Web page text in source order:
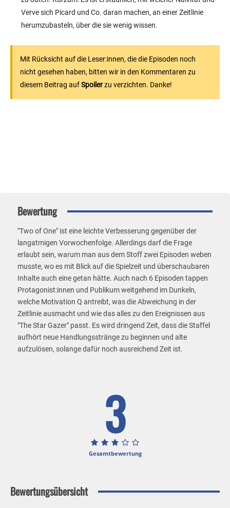
Verve sich Picard und Co. daran machen, an einer Zeitlinie
herumzubasteln, über die sie wenig wissen.
Mit Rücksicht auf die Leser:innen, die die Episoden noch
nicht gesehen haben, bitten wir in den Kommentaren zu
diesem Beitrag aufSpoilerzu verzichten. Danke!
Bewertung
"Two of One" ist eine leichte Verbesserung gegenüber der
langatmigen Vorwochenfolge. Allerdings darf die Frage
erlaubt sein, warum man aus dem Stoff zwei Episoden weben
musste, wo es mit Blick auf die Spielzeit und überschaubaren
Inhalte auch eine getan hätte. Auch nach 6 Episoden tappen
Protagonist:innen und Publikum weitgehend im Dunkeln,
welche Motivation Q antreibt, was die Abweichung in der
Zeitlinie ausmacht und wie das alles zu den Ereignissen aus
"The Star Gazer" passt. Es wird dringend Zeit, dass die Staffel
aufhört neue Handlungsstränge zu beginnen und alte
aufzulösen, solange dafür noch ausreichend Zeit ist.
3
Gesamtbewertung
Bewertungsübersicht